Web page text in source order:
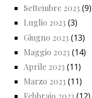
Settembre 2023 (9)
Luglio 2023 (3)
Giugno 2023 (13)
Maggio 2023 (14)
Aprile 2023 (11)
Marzo 2023 (11)